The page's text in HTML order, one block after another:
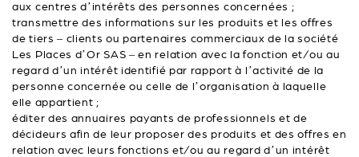
aux centres d’intérêts des personnes concernées ;
transmettre des informations sur les produits et les offres
de tiers – clients ou partenaires commerciaux de la société
Les Places d’Or SAS – en relation avec la fonction et/ou au
regard d’un intérêt identifié par rapport à l’activité de la
personne concernée ou celle de l’organisation à laquelle
elle appartient ;
éditer des annuaires payants de professionnels et de
décideurs afin de leur proposer des produits et des offres en
relation avec leurs fonctions et/ou au regard d’un intérêt